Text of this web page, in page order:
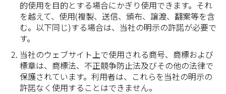
的使用を目的とする場合にかぎり使用できます。それ
を越えて、使用(複製、送信、頒布、譲渡、翻案等を含
む。以下同じ)する場合は、当社の明示の許諾が必要で
す。
当社のウェブサイト上で使用される商号、商標および
標章は、商標法、不正競争防止法及びその他の法律で
保護されています。利用者は、これらを当社の明示の
許諾なく使用することはできません。